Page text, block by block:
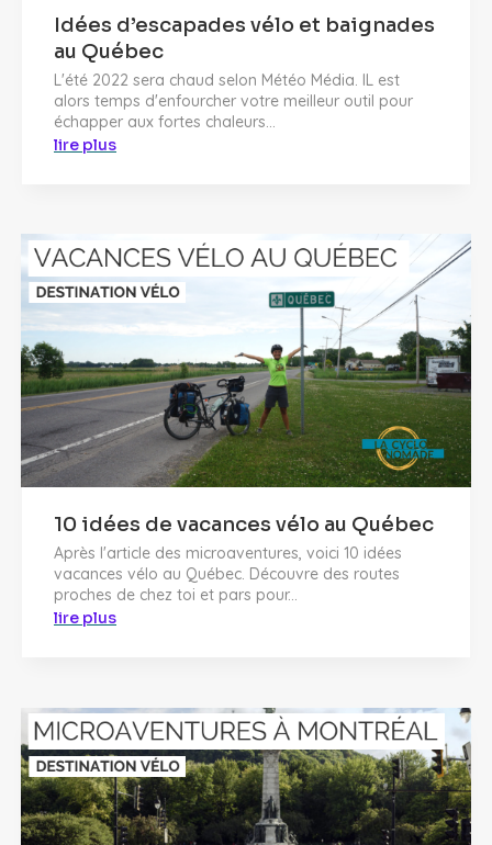
Idées d’escapades vélo et baignades
au Québec
L'été 2022 sera chaud selon Météo Média. IL est
alors temps d'enfourcher votre meilleur outil pour
échapper aux fortes chaleurs...
lire plus
10 idées de vacances vélo au Québec
Après l'article des microaventures, voici 10 idées
vacances vélo au Québec. Découvre des routes
proches de chez toi et pars pour...
lire plus